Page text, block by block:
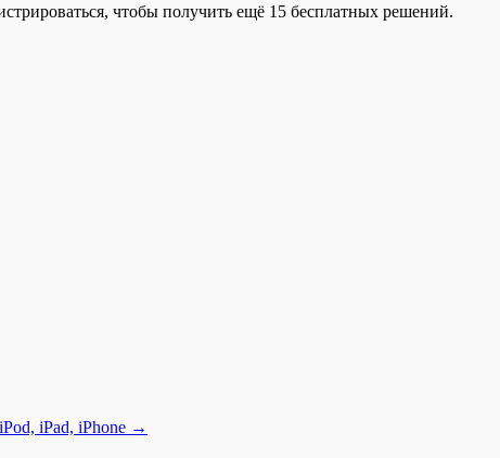
чтобы получить ещё 15 бесплатных решений.
iPad, iPhone →